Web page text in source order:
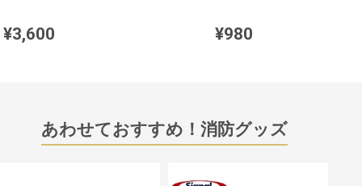
¥3,600 ¥980
あわせておすすめ！消防グッズ